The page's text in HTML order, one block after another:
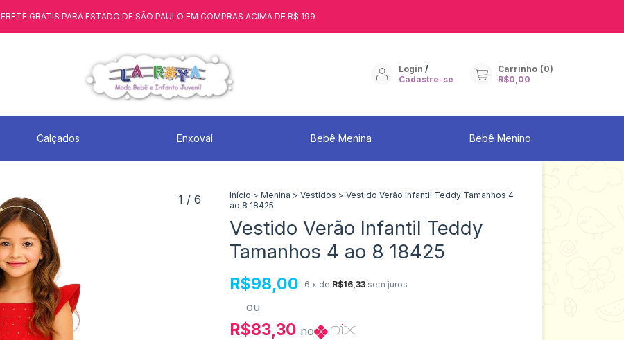
FRETE GRÁTIS PARA ESTADO DE SÃO PAULO EM COMPRAS ACIMA DE R$ 199
Login /
Cadastre-se
Carrinho (0)
R$0,00
Calçados Enxoval Bebê Menina Bebê Menino
1 / 6 Início > Menina > Vestidos > Vestido Verão Infantil Teddy Tamanhos 4
ao 8 18425
Vestido Verão Infantil Teddy
Tamanhos 4 ao 8 18425
R$98,00 6 x de R$16,33 sem juros
ou
R$83,30 no